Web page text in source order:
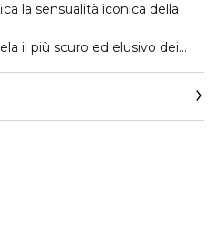
la sensualità iconica della
il più scuro ed elusivo dei
stile tramite fiori di ylang-